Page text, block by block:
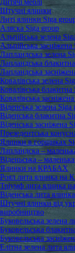
Дитячі меблі
Штучні ялинки
Литі ялинки Siga
Аляска Siga group
Альпійська зелена
Альпійська
Лапландська зелена
Лапландська
Лапландська
Ковалівська зелена
Ковалівська
Ковалівська
Віденська зелена Siga
Віденська блакитна
Віденська засніжена
Презедентська
Ялинки в горщиках
Лапландска –
Віденьська –
Ялинки на КРАБАХ
Роял лита ялинка на
Тріумф лита ялинка
Віденська лита
Штучні ялинки від
виробництво
Буковельська зелена
Буковельська
Буковельська
Елітна зелена лита